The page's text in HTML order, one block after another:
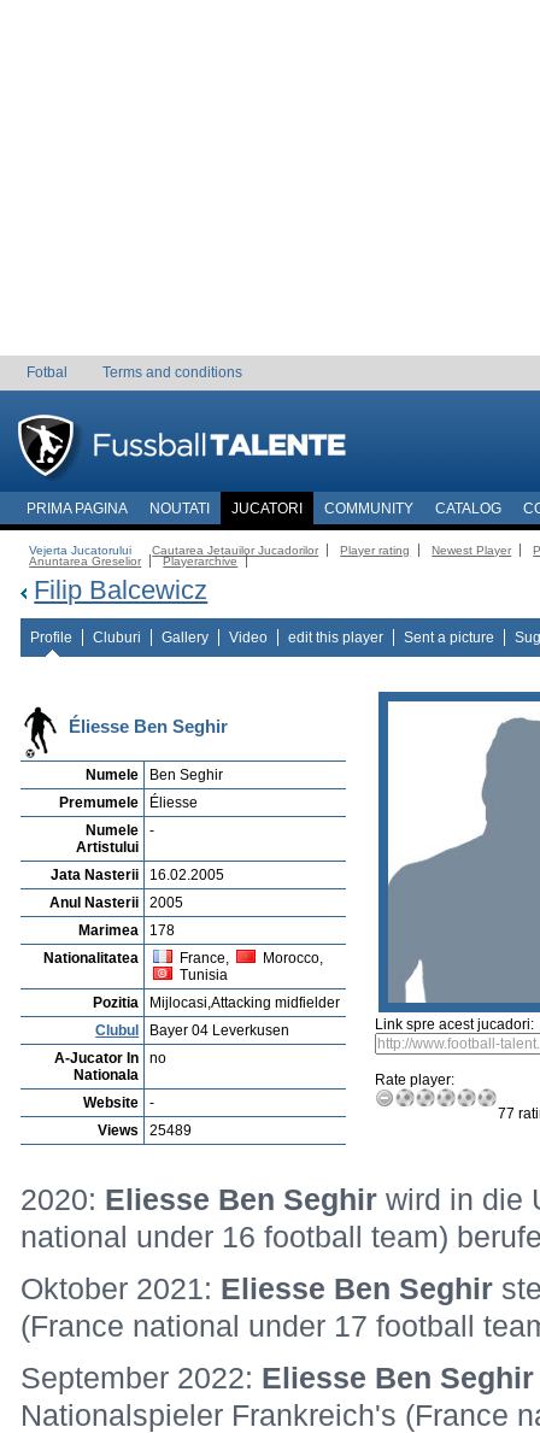
Fotbal Terms and conditions
PRIMA PAGINA NOUTATI JUCATORI COMMUNITY CATALOG
Vejerta Jucatorului Cautarea Jetauilor Jucadorilor Player rating Newest Player
Anuntarea Greselior
Playerarchive
Filip Balcewicz
Profile Cluburi Gallery Video edit this player Sent a picture
Éliesse Ben Seghir
Numele
Ben Seghir
Premumele
Éliesse
Numele
Artistului
-
Jata Nasterii
16.02.2005
Anul Nasterii
2005
Marimea
178
Nationalitatea
France,
Morocco,
Tunisia
Pozitia
Mijlocasi,Attacking midfielder
Clubul
Bayer 04 Leverkusen
A-Jucator In
Nationala
no
Website
-
Views
25489
Link spre acest jucadori:
Rate player:
77
2020: Eliesse Ben Seghirwird in die
national under 16 football team)
Oktober 2021: Eliesse Ben Seghir
(France national under 17 football
September 2022: Eliesse Ben
Nationalspieler Frankreich's (France